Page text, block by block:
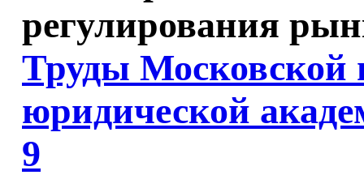
регулирования
Труды Московской
юридической
9